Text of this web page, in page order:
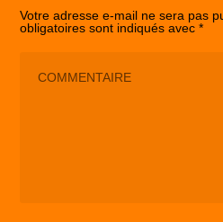
Votre adresse e-mail ne sera pas
obligatoires sont indiqués avec*